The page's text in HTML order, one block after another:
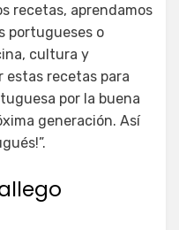
recetas, aprendamos
portugueses o
cultura y
estas recetas para
por la buena
generación. Así